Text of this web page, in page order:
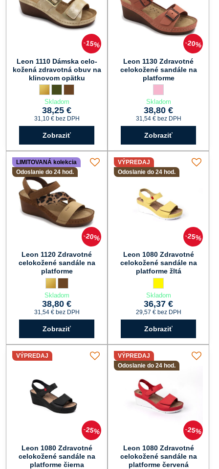
15%
Leon 1110 Dámska celo-
kožená zdravotná obuv na
klinovom opätku
Skladom
38,25 €
31,10 € bez DPH
Zobraziť
20%
Leon 1130 Zdravotné
celokožené sandále na
platforme
Skladom
38,80 €
31,54 € bez DPH
Zobraziť
20%
LIMITOVANÁ kolekcia
Odoslanie do 24 hod.
Leon 1120 Zdravotné
celokožené sandále na
platforme
Skladom
38,80 €
31,54 € bez DPH
Zobraziť
25%
VÝPREDAJ
Odoslanie do 24 hod.
Leon 1080 Zdravotné
celokožené sandále na
platforme žltá
Skladom
36,37 €
29,57 € bez DPH
Zobraziť
25%
VÝPREDAJ
Leon 1080 Zdravotné
celokožené sandále na
platforme čierna
25%
VÝPREDAJ
Odoslanie do 24 hod.
Leon 1080 Zdravotné
celokožené sandále na
platforme červená